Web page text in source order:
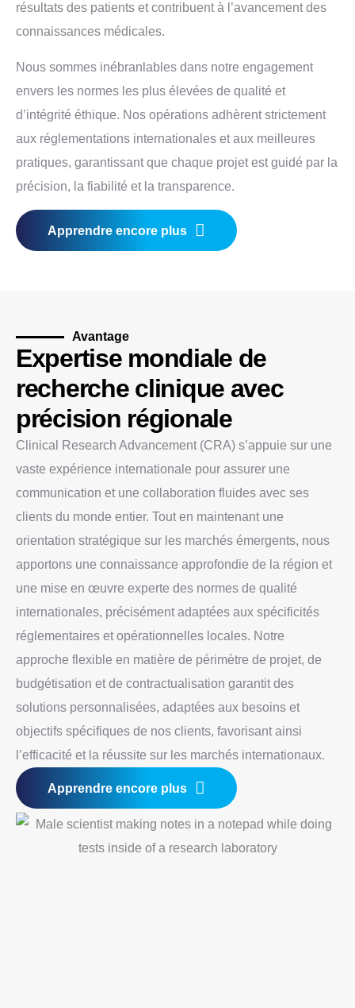
résultats des patients et contribuent à l’avancement des
connaissances médicales.
Nous sommes inébranlables dans notre engagement
envers les normes les plus élevées de qualité et
d’intégrité éthique. Nos opérations adhèrent strictement
aux réglementations internationales et aux meilleures
pratiques, garantissant que chaque projet est guidé par la
précision, la fiabilité et la transparence.
Apprendre encore plus
Avantage
Expertise mondiale de
recherche clinique avec
précision régionale
Clinical Research Advancement (CRA) s’appuie sur une
vaste expérience internationale pour assurer une
communication et une collaboration fluides avec ses
clients du monde entier. Tout en maintenant une
orientation stratégique sur les marchés émergents, nous
apportons une connaissance approfondie de la région et
une mise en œuvre experte des normes de qualité
internationales, précisément adaptées aux spécificités
réglementaires et opérationnelles locales. Notre
approche flexible en matière de périmètre de projet, de
budgétisation et de contractualisation garantit des
solutions personnalisées, adaptées aux besoins et
objectifs spécifiques de nos clients, favorisant ainsi
l’efficacité et la réussite sur les marchés internationaux.
Apprendre encore plus